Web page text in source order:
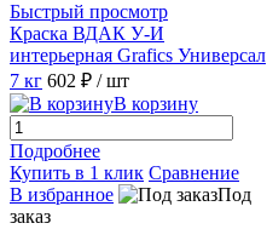
Быстрый просмотр
Краска ВДАК У-И
интерьерная Grafics Универсал
7 кг 602 ₽ / шт
В корзину
Подробнее
Купить в 1 клик Сравнение
В избранное
Под
заказ